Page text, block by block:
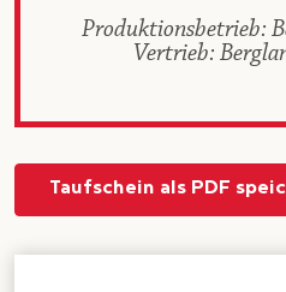
Produktionsbetrieb:
Vertrieb:
Taufschein als PDF